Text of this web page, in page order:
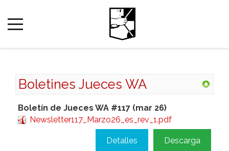
Boletines Jueces WA
Boletín de Jueces WA #117 (mar 26)
Newsletter117_Marzo26_es_rev_1.pdf
Descarga
Detalles